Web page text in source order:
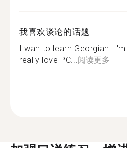
我喜欢谈论的话题
I wan to learn Georgian.
really love PC... 阅读更多